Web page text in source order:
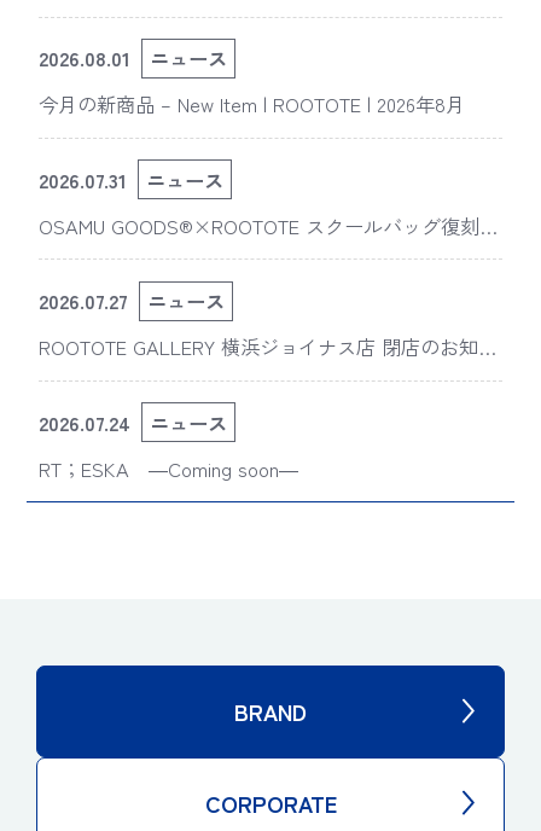
2026.08.01
ニュース
今月の新商品 – New Item | ROOTOTE | 2026年8月
2026.07.31
ニュース
OSAMU GOODS®×ROOTOTE スクールバッグ復刻
版“スライスドアイ”の新デザインが「The 50th Annive
rsary OSAMU GOODS展」に登場
2026.07.27
ニュース
ROOTOTE GALLERY 横浜ジョイナス店 閉店のお知ら
せ
2026.07.24
ニュース
RT；ESKA ―Coming soon―
BRAND
CORPORATE